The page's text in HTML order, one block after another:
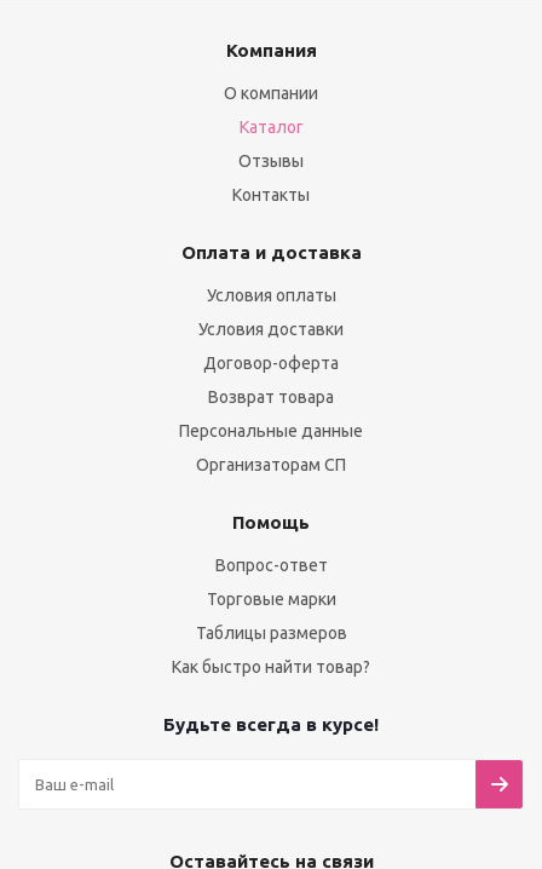
Компания
О компании
Каталог
Отзывы
Контакты
Оплата и доставка
Условия оплаты
Условия доставки
Договор-оферта
Возврат товара
Персональные данные
Организаторам СП
Помощь
Вопрос-ответ
Торговые марки
Таблицы размеров
Как быстро найти товар?
Будьте всегда в курсе!
Оставайтесь на связи